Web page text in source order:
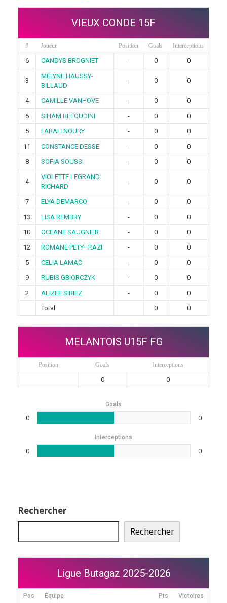
VIEUX CONDE 15F
# Joueur Position Goals Interceptions
6 CANDYS BROGNIET - 0 0
3
MELYNE HAUSSY-
BILLAUD
- 0 0
4 CAMILLE VANHOVE - 0
0
6
SIHAM BELOUDINI - 0
0
5
FARAH NOURY - 0
0
11
CONSTANCE DESSE - 0
0
8
SOFIA SOUSSI - 0 0
4
VIOLETTE LEGRAND
RICHARD
- 0 0
7 ELYA DEMARCQ - 0
0
13
LISA REMBRY - 0
0
10
OCEANE SAUGNIER - 0
0
12
ROMANE PETY–RAZI - 0
0
5
CELIA LAMAC - 0
0
9
RUBIS GBIORCZYK - 0
0
2
ALIZEE SIRIEZ - 0
0
Total
0 0
MELANTOIS U15F FG
Position Goals Interceptions
0 0
Goals
0 0
Interceptions
0 0
Rechercher
Rechercher
Ligue Butagaz 2025-2026
Pos Équipe Pts Victoires